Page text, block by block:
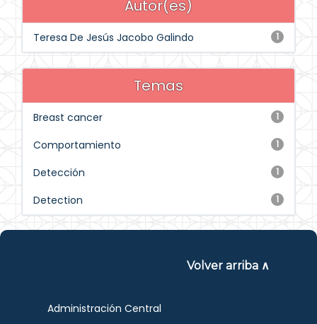
Autor(es)
1
Teresa De Jesús Jacobo Galindo
Temas
1
Breast cancer
1
Comportamiento
1
Detección
1
Detection
Volver arriba ∧
Administración Central